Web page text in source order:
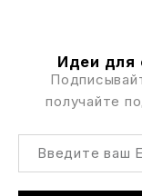
Идеи для
получайте